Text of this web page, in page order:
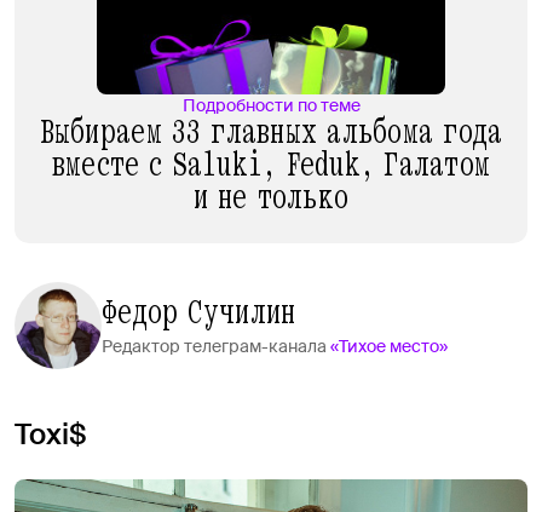
Подробности по теме
Выбираем 33 главных альбома года
вместе c Saluki, Feduk, Галатом
и не только
Федор Сучилин
Редактор телеграм-канала «Тихое место»
Toxi$